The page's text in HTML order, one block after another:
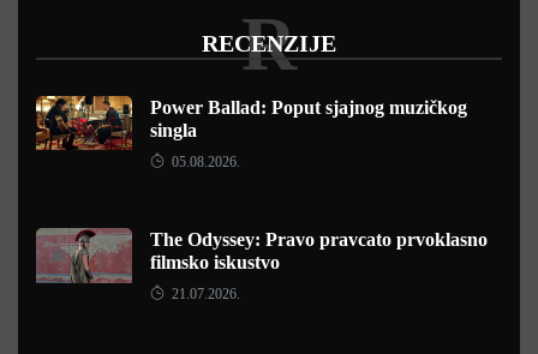
RECENZIJE
R
Power Ballad: Poput sjajnog muzičkog
singla
05.08.2026.
The Odyssey: Pravo pravcato prvoklasno
filmsko iskustvo
21.07.2026.